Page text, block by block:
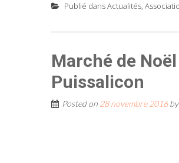
Publié dansActualités,
Marché de
Puissalicon
Posted on 28 novembre 2016by